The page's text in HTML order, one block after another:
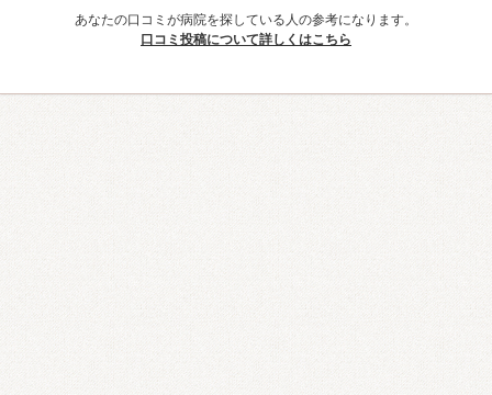
あなたの口コミが病院を探している人の参考になります。
口コミ投稿について詳しくはこちら